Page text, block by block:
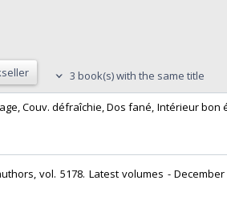
3 book(s) with the same title
Couv. défraîchie, Dos fané, Intérieur bon
vol. 5178. Latest volumes -